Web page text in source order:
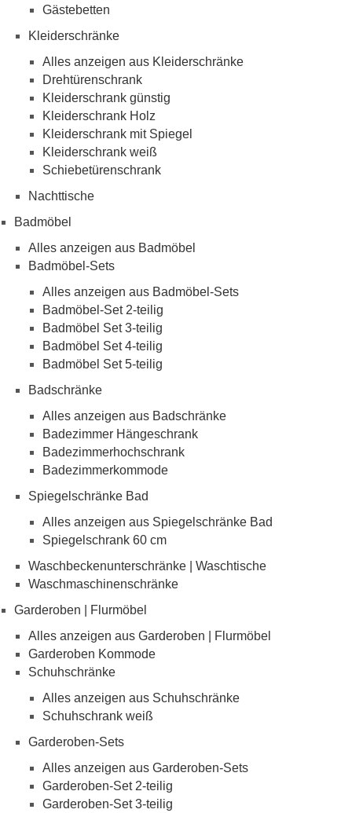
Gästebetten
Kleiderschränke
Alles anzeigen aus Kleiderschränke
Drehtürenschrank
Kleiderschrank günstig
Kleiderschrank Holz
Kleiderschrank mit Spiegel
Kleiderschrank weiß
Schiebetürenschrank
Nachttische
Badmöbel
Alles anzeigen aus Badmöbel
Badmöbel-Sets
Alles anzeigen aus Badmöbel-Sets
Badmöbel-Set 2-teilig
Badmöbel Set 3-teilig
Badmöbel Set 4-teilig
Badmöbel Set 5-teilig
Badschränke
Alles anzeigen aus Badschränke
Badezimmer Hängeschrank
Badezimmerhochschrank
Badezimmerkommode
Spiegelschränke Bad
Alles anzeigen aus Spiegelschränke Bad
Spiegelschrank 60 cm
Waschbeckenunterschränke | Waschtische
Waschmaschinenschränke
Garderoben | Flurmöbel
Alles anzeigen aus Garderoben | Flurmöbel
Garderoben Kommode
Schuhschränke
Alles anzeigen aus Schuhschränke
Schuhschrank weiß
Garderoben-Sets
Alles anzeigen aus Garderoben-Sets
Garderoben-Set 2-teilig
Garderoben-Set 3-teilig